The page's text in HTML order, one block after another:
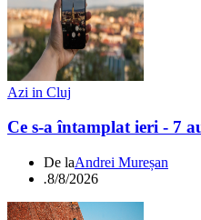
Azi in Cluj
Ce s-a întamplat ieri - 7
De laAndrei Mureșan
.8/8/2026